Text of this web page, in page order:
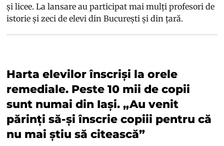
și licee. La lansare au participat mai mulți profesori de
istorie și zeci de elevi din București și din țară.
Harta elevilor înscriși la orele
remediale. Peste 10 mii de copii
sunt numai din Iași. „Au venit
părinți să-și înscrie copiii pentru că
nu mai știu să citească”